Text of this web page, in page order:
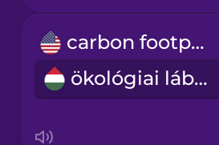
carbon footprint
ökológiai lábnyom